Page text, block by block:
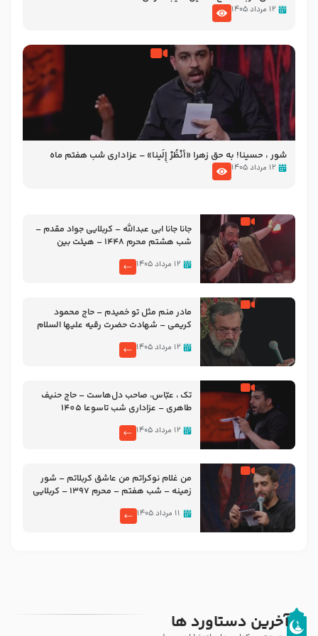
۱۲ مرداد ۱۴۰۵
شور ، حسینا! به‌ حق زهرا «أُنْظُرْ إِلَینا» – عزاداری شب هفتم ماه
محرّم 1405
۱۲ مرداد ۱۴۰۵
جانا جانا ابی عبدالله – کربلایی جواد مقدم –
شب هشتم محرم 1448 – هیئت بین
۱۲ مرداد ۱۴۰۵
مادر منم مثل تو خمیدم – حاج محمود
کریمی – شهادت حضرت رقیه علیها السلام
۱۲ مرداد ۱۴۰۵
تک ، عبّاس، صاحب دل‌هاست – حاج حنیف
طاهری – عزاداری شب تاسوعا 1405
۱۲ مرداد ۱۴۰۵
من غلام نوکراتم من عاشق کربلاتم – شور
زمینه – شب هفتم – محرم 1397 – کربلایی
۱۱ مرداد ۱۴۰۵
آخرین دستاورد ها